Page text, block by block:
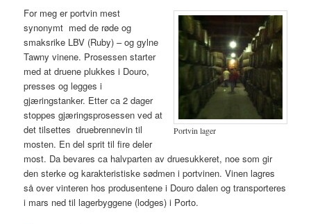
Portvin lager
For meg er portvin mest
synonymt med de røde og
smaksrike LBV (Ruby) – og gylne
Tawny vinene. Prosessen starter
med at druene plukkes i Douro,
presses og legges i
gjæringstanker. Etter ca 2 dager
stoppes gjæringsprosessen ved at
det tilsettes druebrennevin til
mosten. En del sprit til fire deler
most. Da bevares ca halvparten av druesukkeret, noe som gir
den sterke og karakteristiske sødmen i portvinen. Vinen lagres
så over vinteren hos produsentene i Douro dalen og transporteres
i mars ned til lagerbyggene (lodges) i Porto.